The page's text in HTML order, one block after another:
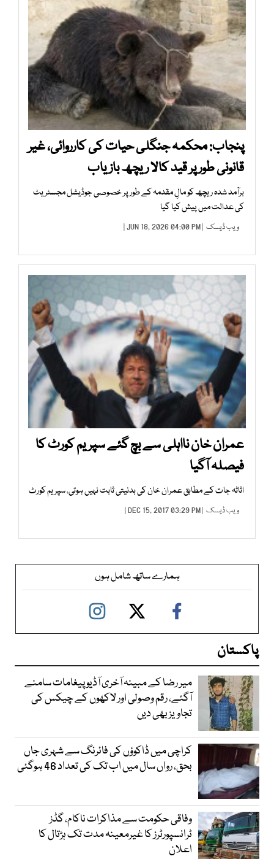
پنجاب: محکمہ جنگلی حیات کی کارروائی، غیر
قانونی طور پر قید کالا ریچھ بازیاب
برآمد شدہ ریچھ کو مالِ مقدمہ کے طور پر خصوصی جوڈیشل مجسٹریٹ
کی عدالت میں پیش کیا گیا
ویب ڈیسک | JUN 18, 2026 04:00 PM |
عمران خان نااہلی سے بچ گئے سپریم کورٹ کا
فیصلہ آگیا
اثاثہ جات کے مطابق عمران خان کی بدنیتی ثابت نہیں ہوتی، سپریم کورٹ
ویب ڈیسک | DEC 15, 2017 03:29 PM |
ہمارے ساتھ شامل ہوں
پاکستان
میر رضا کے مبینہ آخری آڈیو پیغامات سامنے
آگئے، رقم وصولی اور لاکھوں کے چیکس کی
تجاویز بھی دیں
کراچی میں ڈاکوؤں کی فائرنگ سے شہری جاں
بحق، رواں سال میں اب تک کی تعداد 46 ہوگئی
وفاقی حکومت سے مذاکرات ناکام، گڈز
ٹرانسپورٹرز کا غیرمعینہ مدت تک ہڑتال کا
اعلان